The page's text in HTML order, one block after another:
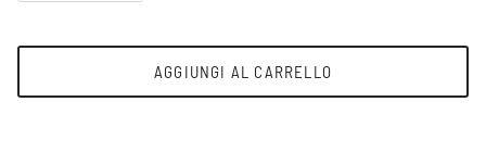
AGGIUNGI AL CARRELLO